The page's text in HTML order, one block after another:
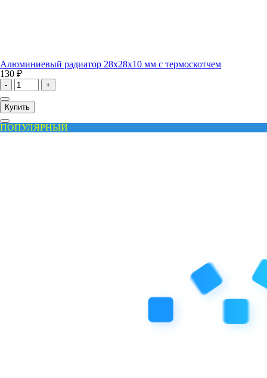
Алюминиевый радиатор 28x28x10 мм с термоскотчем
130 ₽
- +
Купить
ПОПУЛЯРНЫЙ